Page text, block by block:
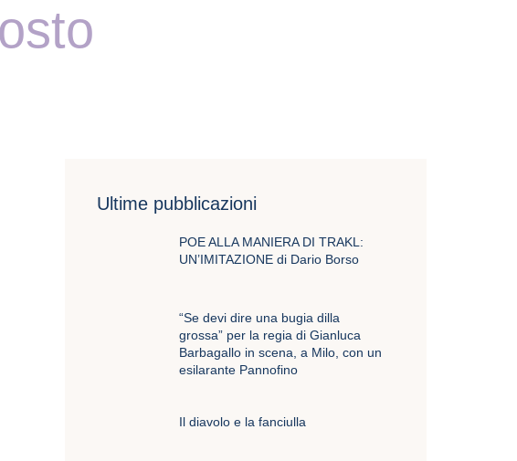
Ultime pubblicazioni
POE ALLA MANIERA DI TRAKL:
UN’IMITAZIONE di Dario Borso
“Se devi dire una bugia dilla
grossa” per la regia di Gianluca
Barbagallo in scena, a Milo, con un
esilarante Pannofino
Il diavolo e la fanciulla